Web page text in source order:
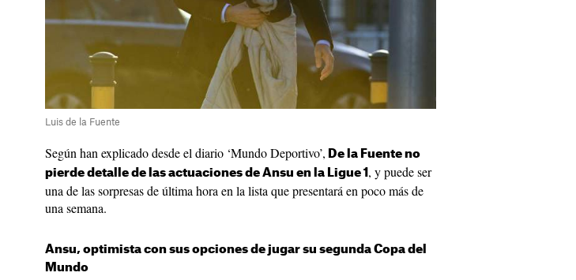
Luis de la Fuente
Según han explicado desde el diario ‘Mundo Deportivo’, De la Fuente no
pierde detalle de las actuaciones de Ansu en la Ligue 1 , y puede ser
una de las sorpresas de última hora en la lista que presentará en poco más de
una semana.
Ansu, optimista con sus opciones de jugar su segunda Copa del
Mundo